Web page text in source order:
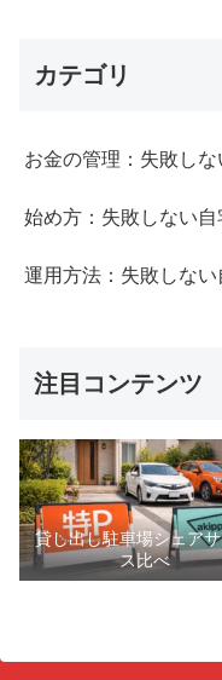
カテゴリ
お金の管理：失敗し
始め方：失敗しない
運用方法：失敗しな
注目コンテンツ
貸し出し駐車場シェア
ス比べ